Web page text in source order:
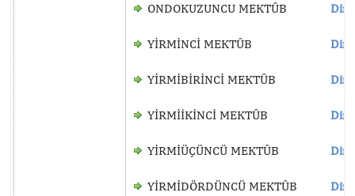
ONDOKUZUNCU MEKTÛB
YİRMİNCİ MEKTÛB
YİRMİBİRİNCİ MEKTÛB
YİRMİİKİNCİ MEKTÛB
YİRMİÜÇÜNCÜ MEKTÛB
YİRMİDÖRDÜNCÜ MEKTÛB